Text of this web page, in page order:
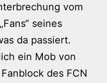
vom
seines
da passiert.
ein Mob von
des FCN